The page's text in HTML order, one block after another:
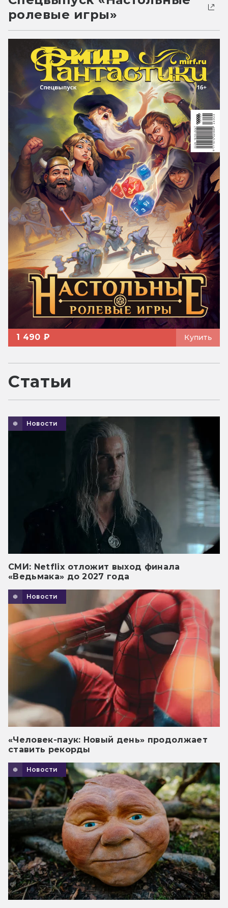
ролевые игры»
1 490 ₽ Купить
Статьи
Новости
СМИ: Netflix отложит выход финала
«Ведьмака» до 2027 года
Новости
«Человек-паук: Новый день» продолжает
ставить рекорды
Новости